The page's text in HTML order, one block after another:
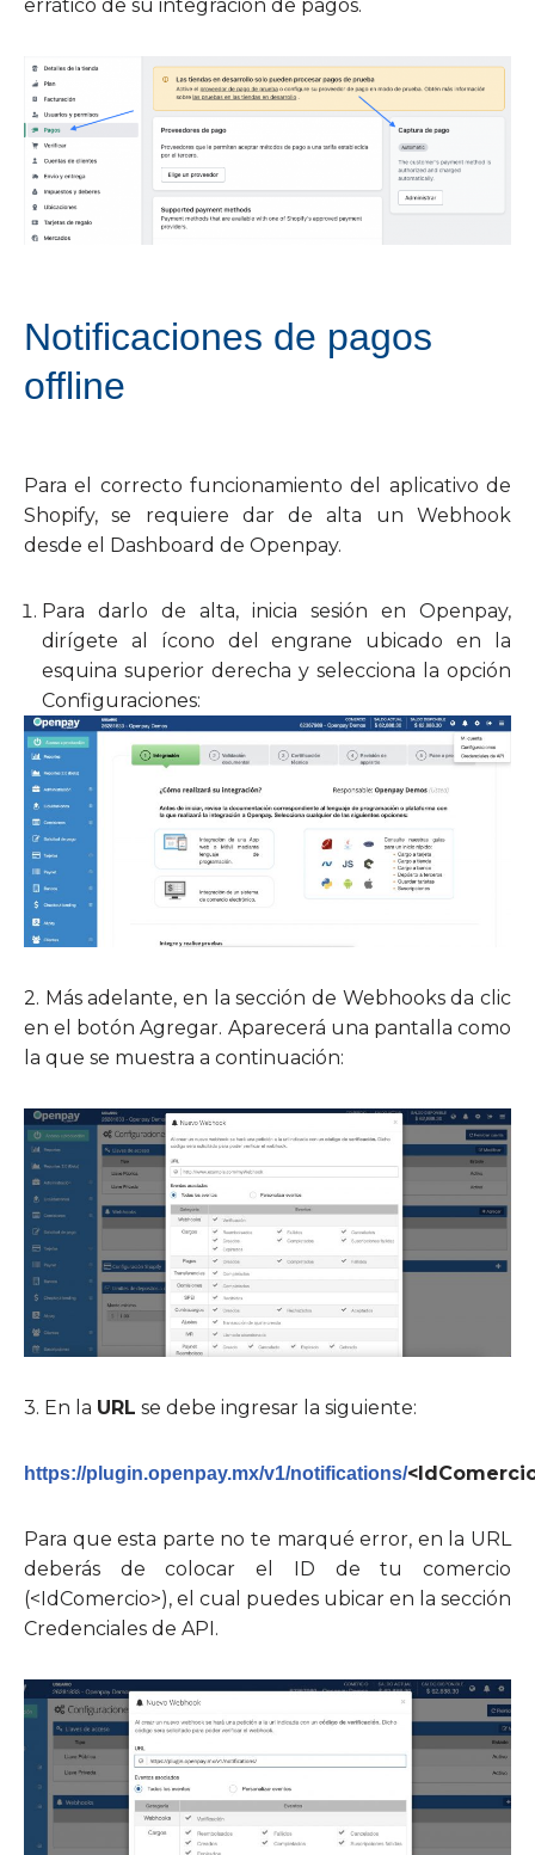
errático de su integración de pagos.
Notificaciones de pagos
offline
Para el correcto funcionamiento del aplicativo de
Shopify, se requiere dar de alta un Webhook
desde el Dashboard de Openpay.
Para darlo de alta, inicia sesión en Openpay,
dirígete al ícono del engrane ubicado en la
esquina superior derecha y selecciona la opción
Configuraciones:
2. Más adelante, en la sección de Webhooks da clic
en el botón Agregar. Aparecerá una pantalla como
la que se muestra a continuación:
3. En la URL se debe ingresar la siguiente:
https://plugin.openpay.mx/v1/notifications/
Para que esta parte no te marqué error, en la URL
deberás de colocar el ID de tu comercio
(<IdComercio>), el cual puedes ubicar en la sección
Credenciales de API.